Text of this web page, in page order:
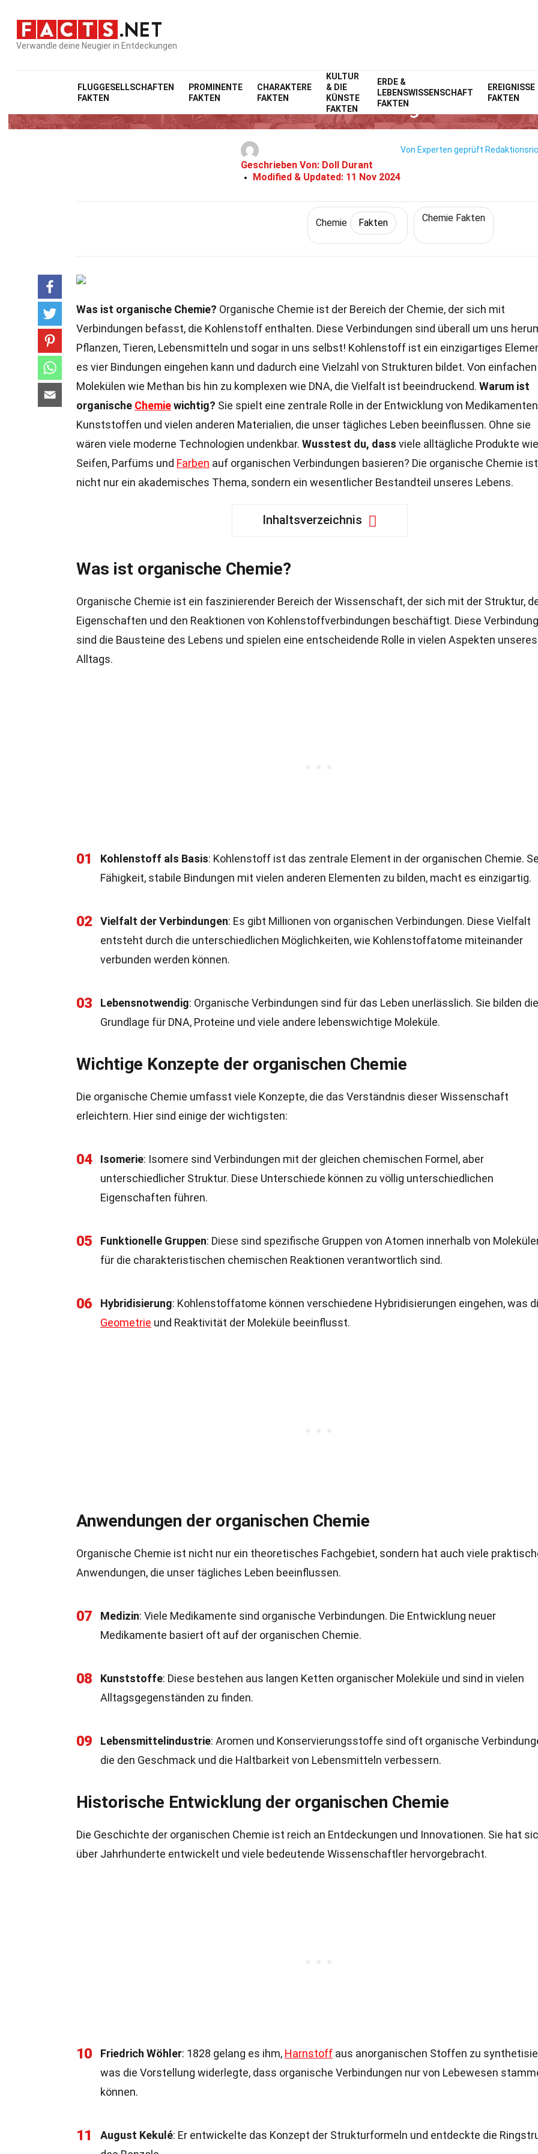
Verwandle deine Neugier in Entdeckungen
FLUGGESELLSCHAFTEN
FAKTEN
PROMINENTE
FAKTEN
CHARAKTERE
FAKTEN
KULTUR
& DIE
KÜNSTE
FAKTEN
ERDE &
LEBENSWISSENSCHAFT
FAKTEN
EREIGNISSE
FAKTEN
Home Wissenschaft Fakten Fakten
28 Fakten Über Organische
Geschrieben Von: Doll Durant
Modified & Updated: 11 Nov 2024
Von Experten geprüft
Chemie Fakten Chemie Fakten
Was ist organische Chemie? Organische Chemie ist der Bereich der Chemie, der sich mit
Verbindungen befasst, die Kohlenstoff enthalten. Diese Verbindungen sind überall um uns
Pflanzen, Tieren, Lebensmitteln und sogar in uns selbst! Kohlenstoff ist ein einzigartiges
es vier Bindungen eingehen kann und dadurch eine Vielzahl von Strukturen bildet. Von einfachen
Molekülen wie Methan bis hin zu komplexen wie DNA, die Vielfalt ist beeindruckend. Warum ist
organische Chemiewichtig? Sie spielt eine zentrale Rolle in der Entwicklung von
Kunststoffen und vielen anderen Materialien, die unser tägliches Leben beeinflussen. Ohne sie
wären viele moderne Technologien undenkbar. Wusstest du, dass viele alltägliche Produkte wie
Seifen, Parfüms und Farben auf organischen Verbindungen basieren? Die organische Chemie
nicht nur ein akademisches Thema, sondern ein wesentlicher Bestandteil unseres Lebens.
Inhaltsverzeichnis
Was ist organische Chemie?
Organische Chemie ist ein faszinierender Bereich der Wissenschaft, der sich mit der Struktur,
Eigenschaften und den Reaktionen von Kohlenstoffverbindungen beschäftigt. Diese
sind die Bausteine des Lebens und spielen eine entscheidende Rolle in vielen Aspekten unseres
Alltags.
01 Kohlenstoff als Basis: Kohlenstoff ist das zentrale Element in der organischen Chemie.
Fähigkeit, stabile Bindungen mit vielen anderen Elementen zu bilden, macht es einzigartig.
02 Vielfalt der Verbindungen: Es gibt Millionen von organischen Verbindungen. Diese Vielfalt
entsteht durch die unterschiedlichen Möglichkeiten, wie Kohlenstoffatome miteinander
verbunden werden können.
03 Lebensnotwendig: Organische Verbindungen sind für das Leben unerlässlich. Sie bilden die
Grundlage für DNA, Proteine und viele andere lebenswichtige Moleküle.
Wichtige Konzepte der organischen Chemie
Die organische Chemie umfasst viele Konzepte, die das Verständnis dieser Wissenschaft
erleichtern. Hier sind einige der wichtigsten:
04 Isomerie: Isomere sind Verbindungen mit der gleichen chemischen Formel, aber
unterschiedlicher Struktur. Diese Unterschiede können zu völlig unterschiedlichen
Eigenschaften führen.
05 Funktionelle Gruppen: Diese sind spezifische Gruppen von Atomen innerhalb von
für die charakteristischen chemischen Reaktionen verantwortlich sind.
06 Hybridisierung: Kohlenstoffatome können verschiedene Hybridisierungen eingehen, was
Geometrie und Reaktivität der Moleküle beeinflusst.
Anwendungen der organischen Chemie
Organische Chemie ist nicht nur ein theoretisches Fachgebiet, sondern hat auch viele
Anwendungen, die unser tägliches Leben beeinflussen.
07 Medizin: Viele Medikamente sind organische Verbindungen. Die Entwicklung neuer
Medikamente basiert oft auf der organischen Chemie.
08 Kunststoffe: Diese bestehen aus langen Ketten organischer Moleküle und sind in vielen
Alltagsgegenständen zu finden.
09 Lebensmittelindustrie: Aromen und Konservierungsstoffe sind oft organische
die den Geschmack und die Haltbarkeit von Lebensmitteln verbessern.
Historische Entwicklung der organischen Chemie
Die Geschichte der organischen Chemie ist reich an Entdeckungen und Innovationen. Sie hat
über Jahrhunderte entwickelt und viele bedeutende Wissenschaftler hervorgebracht.
10 Friedrich Wöhler: 1828 gelang es ihm, Harnstoff aus anorganischen Stoffen zu
was die Vorstellung widerlegte, dass organische Verbindungen nur von Lebewesen
können.
11 August Kekulé: Er entwickelte das Konzept der Strukturformeln und entdeckte die